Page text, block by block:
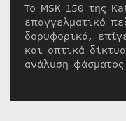
Το MSK 150 της
επαγγελματικό
δορυφορικά,
και οπτικά
ανάλυση